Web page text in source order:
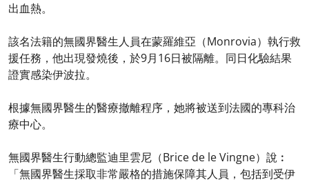
出血熱。
該名法籍的無國界醫生人員在蒙羅維亞（Monrovia）執行救
援任務，他出現發燒後，於9月16日被隔離。同日化驗結果
證實感染伊波拉。
根據無國界醫生的醫療撤離程序，她將被送到法國的專科治
療中心。
無國界醫生行動總監迪里雲尼（Brice de le Vingne）說︰
「無國界醫生採取非常嚴格的措施保障其人員，包括到受伊